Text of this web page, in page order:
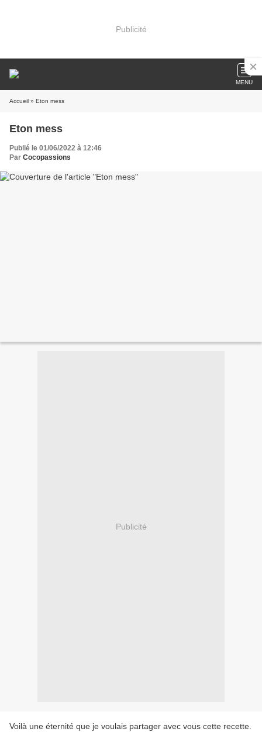
Publicité
MENU
Accueil » Eton mess
Eton mess
Publié le 01/06/2022 à 12:46
Par Cocopassions
Publicité
Voilà une éternité que je voulais partager avec vous cette recette.